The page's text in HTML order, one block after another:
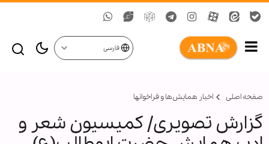
فارسی
صفحه اصلی اخبار همايش‌ها و فراخوان‏ها
گزارش تصویری/ کمیسیون شعر و